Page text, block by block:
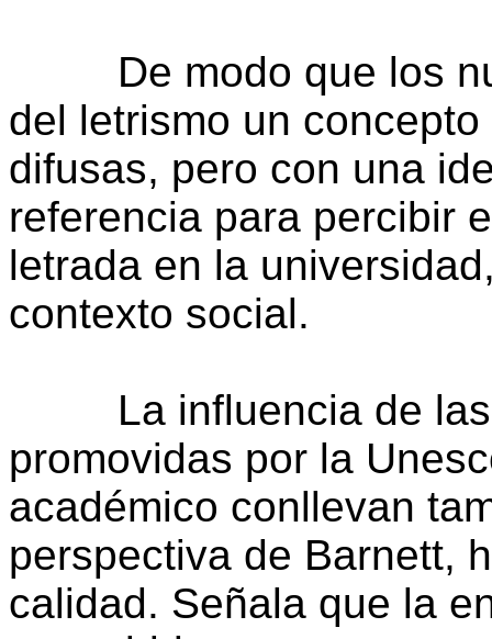
De modo que los
del letrismo un
difusas, pero con una
referencia para percibir
letrada en la
contexto social.
La influencia de las
promovidas por la
académico conllevan
perspectiva de Barnett,
calidad. Señala que la